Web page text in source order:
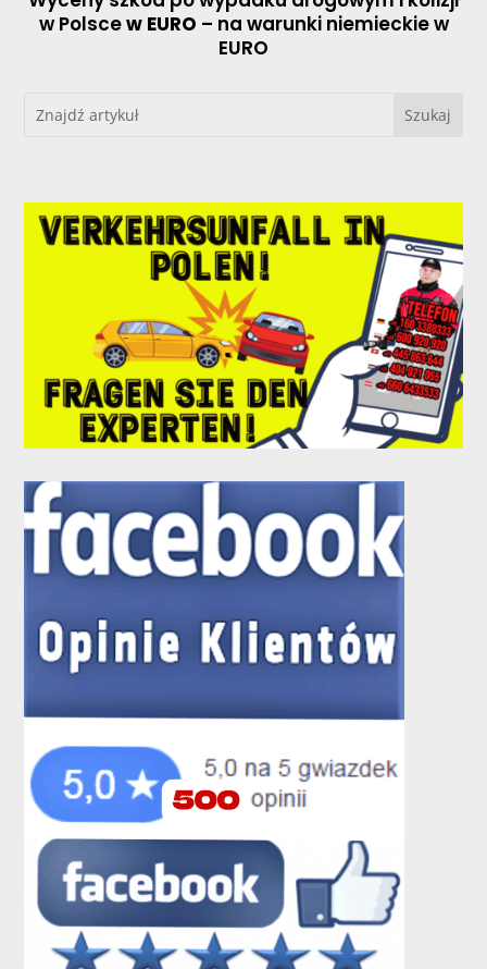
w Polscew EURO – na warunki niemieckie w
EURO